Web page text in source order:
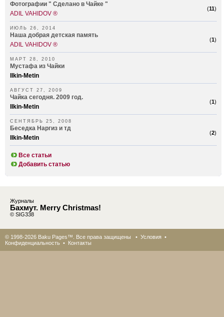
(11)
Фотографии " Сделано в Чайке "
ADIL VAHIDOV ®
ИЮЛЬ 26, 2014
(1)
Наша добрая детская память
ADIL VAHIDOV ®
МАРТ 28, 2010
Мустафа из Чайки
Ilkin-Metin
АВГУСТ 27, 2009
(1)
Чайка сегодня. 2009 год.
Ilkin-Metin
СЕНТЯБРЬ 25, 2008
(2)
Беседка Наргиз и тд
Ilkin-Metin
Все статьи
Добавить статью
Журналы
Бахмут. Merry Christmas!
© SIG338
© 1998-2026 Baku Pages™. Все права защищены • Условия •
Конфиденциальность • Контакты